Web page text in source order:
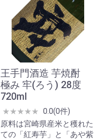
王手門酒造 芋焼酎
極み 牢(ろう) 28度
720ml
★★★★★ 0.0(0件)
原料は宮崎県産米と穫れた
ての「紅寿芋」と「あや紫